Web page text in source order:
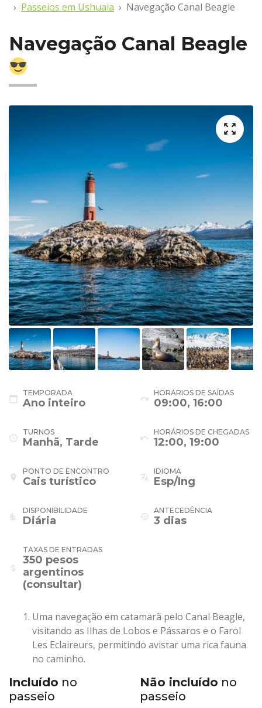
Passeios em Ushuaia
Navegação Canal Beagle
Navegação Canal Beagle
calendar_today
TEMPORADA
Ano inteiro redo
HORÁRIOS DE SAÍDAS
09:00, 16:00
schedule
TURNOS
Manhã, Tarde undo
HORÁRIOS DE CHEGADAS
12:00, 19:00
place
PONTO DE ENCONTRO
Cais turístico translate
IDIOMA
Esp/Ing
airline_seat_recline_normal
DISPONIBILIDADE
Diária history
ANTECEDÊNCIA
3 dias
attach_money
TAXAS DE ENTRADAS
350 pesos
argentinos
(consultar)
Uma navegação em catamarã pelo Canal Beagle,
visitando as Ilhas de Lobos e Pássaros e o Farol
Les Eclaireurs, permitindo avistar uma rica fauna
no caminho.
Incluído no
passeio
Não incluído no
passeio